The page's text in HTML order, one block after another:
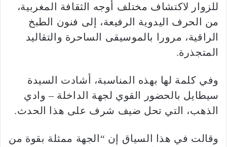
للزوار لاكتشاف مختلف أوجه الثقافة المغربية،
من الحرف اليدوية الرفيعة، إلى فنون الطبخ
الراقية، مرورا بالموسيقى الساحرة والتقاليد
المتجذرة.
وفي كلمة لها بهذه المناسبة، أشادت السيدة
سيطايل بالحضور القوي لجهة الداخلة – وادي
الذهب، التي تحل ضيف شرف على هذا الحدث.
وقالت في هذا السياق إن “الجهة ممثلة بقوة من